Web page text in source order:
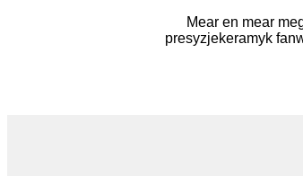
Mear en mear
presyzjekeramyk